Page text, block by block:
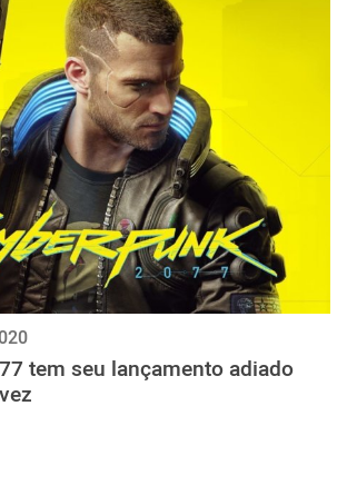
tem seu lançamento adiado